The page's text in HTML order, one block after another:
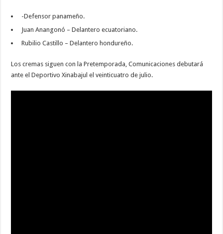
-Defensor panameño.
Juan Anangonó – Delantero ecuatoriano.
Rubilio Castillo – Delantero hondureño.
Los cremas siguen con la Pretemporada, Comunicaciones debutará
ante el Deportivo Xinabajul el veinticuatro de julio.